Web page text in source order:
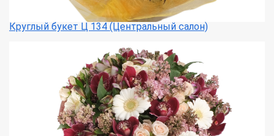
Круглый букет Ц 134 (Центральный салон)